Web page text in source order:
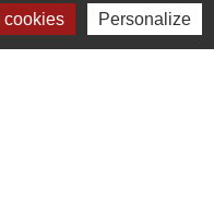
58
cookies Personalize